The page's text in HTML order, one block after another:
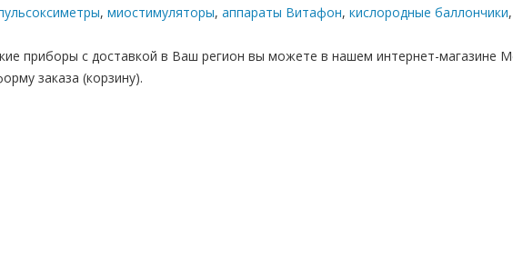
, миостимуляторы, аппараты Витафон, кислородные баллончики,
приборы с доставкой в Ваш регион вы можете в нашем интернет-магазине
заказа (корзину).